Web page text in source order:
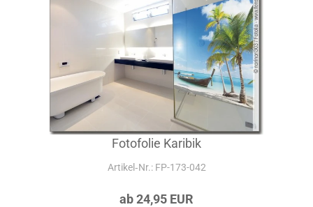
Fotofolie Karibik
Artikel‑Nr.: FP-173-042
ab 24,95 EUR